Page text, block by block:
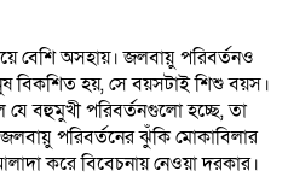
বেশি অসহায়। জলবায়ু পরিবর্তনও
বিকশিত হয়, সে বয়সটাই শিশু বয়স।
যে বহুমুখী পরিবর্তনগুলো হচ্ছে, তা
পরিবর্তনের ঝুঁকি মোকাবিলার
করে বিবেচনায় নেওয়া দরকার।